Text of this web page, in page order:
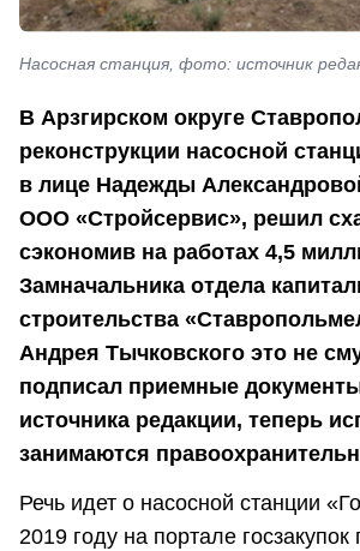
Насосная станция, фото: источник
В Арзгирском округе
реконструкции насосной
в лице Надежды
ООО «Стройсервис», решил
сэкономив на работах 4,5
Замначальника отдела
строительства
Андрея Тычковского это не
подписал приемные
источника редакции, теперь
занимаются
Речь идет о насосной станции
2019 году на портале госзакупок